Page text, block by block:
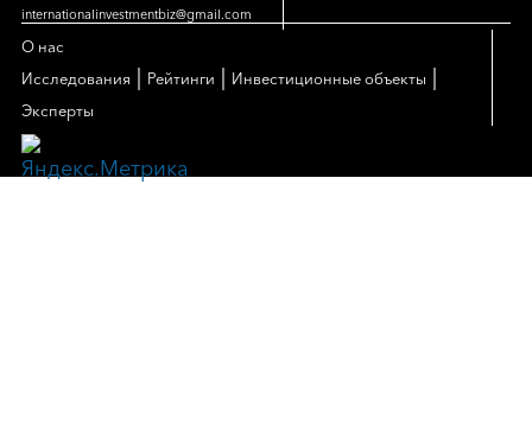
internationalinvestmentbiz@gmail.com
О нас
Исследования
Рейтинги Инвестиционные объекты
Эксперты